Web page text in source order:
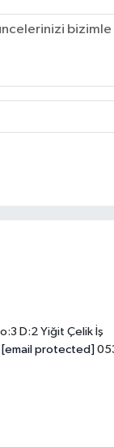
D:2 Yiğit Çelik İş
[email protected]